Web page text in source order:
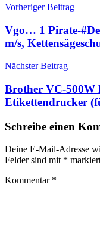
Vorheriger Beitrag
Vgo… 1 Pirate-
m/s,
Nächster Beitrag
Brother VC-500W
Etikettendrucker
Schreibe einen
Deine E-Mail-Adresse
Felder sind mit *
Kommentar *